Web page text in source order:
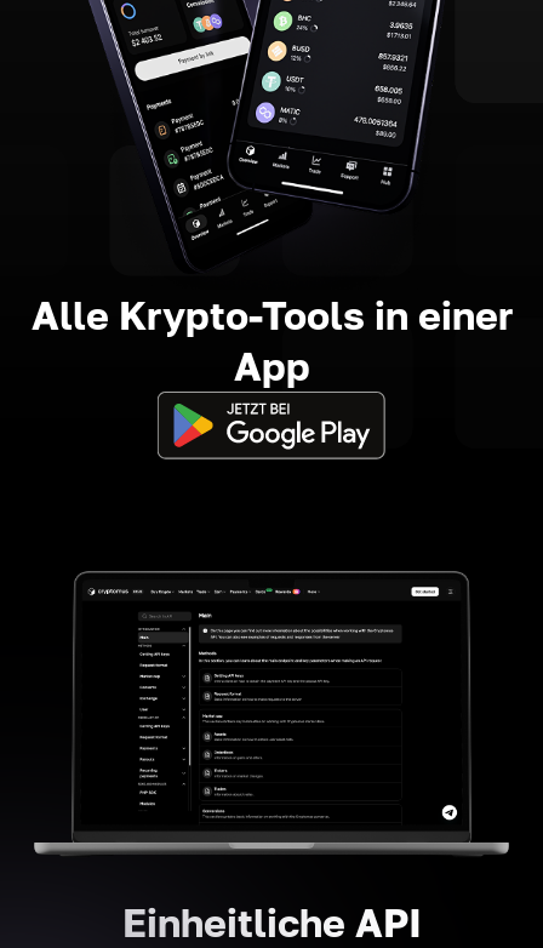
Alle Krypto-Tools in einer
App
Einheitliche API